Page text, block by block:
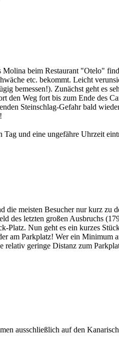
Molina beim Restaurant "Otelo"
etc. bekommt. Leicht
bemessen!). Zunächst geht es
den Weg fort bis zum Ende des
Steinschlag-Gefahr bald
und eine ungefähre Uhrzeit
die meisten Besucher nur kurz zu
des letzten großen Ausbruchs
Platz. Nun geht es ein kurzes
am Parkplatz! Wer ein Minimum
relativ geringe Distanz zum
ausschließlich auf den